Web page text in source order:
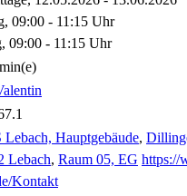
09:00 - 11:15 Uhr
09:00 - 11:15 Uhr
Hauptgebäude,
Lebach, Raum 05, EG https://
Kontakt